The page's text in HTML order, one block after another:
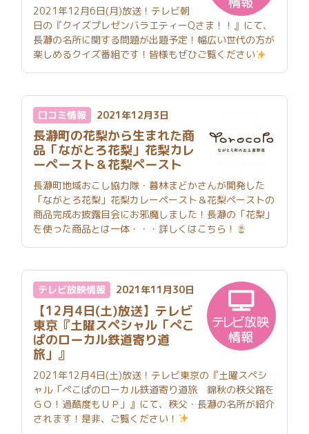
2021年12月6日(月)放送！テレビ朝
日の『クイズプレゼンバラエティーQさま！！』にて、
長瀞の名所に関する問題が出題予定！幅広い世代の方が
楽しめるクイズ番組です！皆様もぜひご覧ください
口コミ情報 2021年12月3日
長瀞町の花梨から生まれた商
品「ながとろ花梨」花梨カレ
ーペースト＆花梨ペースト
長瀞町地域おこし協力隊・暮林まどかさんが開発した
「ながとろ花梨」花梨カレーペースト＆花梨ペーストの
商品完成お披露目会にお邪魔しました！長瀞の「花梨」
を使った商品とは一体・・・詳しくはこちら！
テレビ放映情報 2021年11月30日
【12月4日(土)放送】テレビ
東京『土曜スペシャル「ぺこ
ぱのローカル鉄道寄り道
旅」』
2021年12月4日(土)放送！テレビ東京の『土曜スペシ
ャル「ぺこぱのローカル鉄道寄り道旅 錦秋の秩父路を
ＧＯ！過酷度もＵＰ」』にて、秩父・長瀞の名所が紹介
されます！是非、ご覧ください！